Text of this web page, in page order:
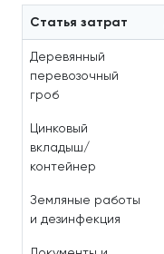
Статья затрат
Деревянный
перевозочный
гроб
Цинковый
вкладыш/
контейнер
Земляные работы
и дезинфекция